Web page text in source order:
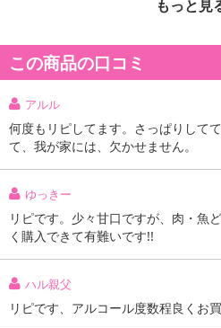
もっと見
この商品の口コミ
アルル
何度もリピしてます。さっぱりして
て、我が家には、欠かせません。
ゆっきー
リピです。少々甘口ですが、肉・魚
く購入できて有難いです!!
ハル親父
リピです、アルコール度数程良くお